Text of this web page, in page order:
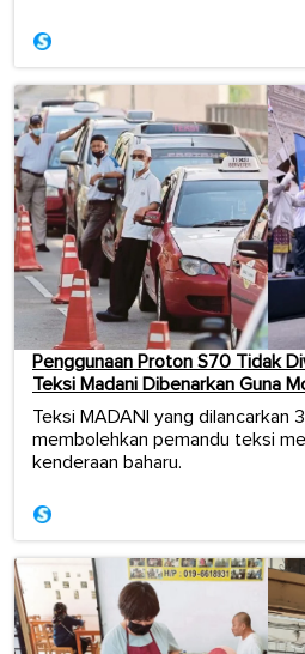
Penggunaan Proton S70 Tidak
Teksi Madani Dibenarkan Guna
Teksi MADANI yang dilancarkan
membolehkan pemandu teksi
kenderaan baharu.